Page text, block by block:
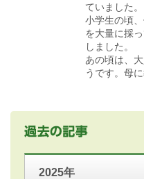
ていました。
小学生の頃
を大量に採
しました。
あの頃は、
うです。母
2025年